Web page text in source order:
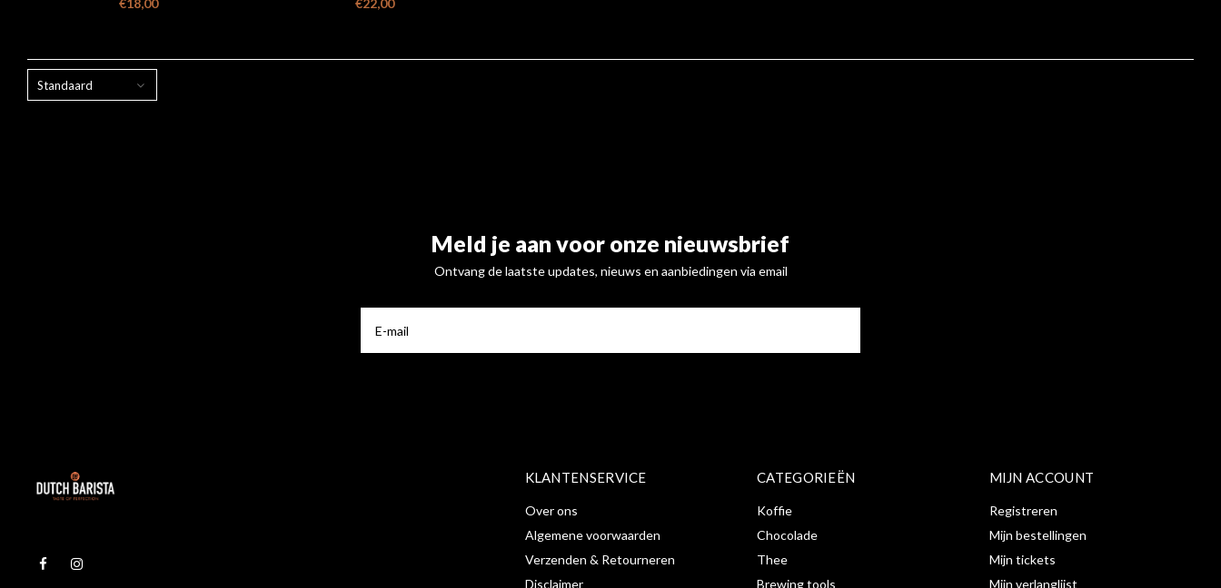
€18,00 €22,00
Standaard
Meld je aan voor onze nieuwsbrief
Ontvang de laatste updates, nieuws en aanbiedingen via email
KLANTENSERVICE
Over ons
Algemene voorwaarden
Verzenden & Retourneren
Disclaimer
CATEGORIEËN
Koffie
Chocolade
Thee
Brewing tools
MIJN ACCOUNT
Registreren
Mijn bestellingen
Mijn tickets
Mijn verlanglijst